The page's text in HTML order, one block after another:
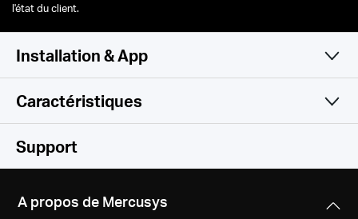
l'état du client.
Installation & App
Simple et fonctionnel
Caractéristiques
WiFi
Compatible with 802.11ax/ac/a/b/g/n Wi-Fi standards
Support
A propos de Mercusys